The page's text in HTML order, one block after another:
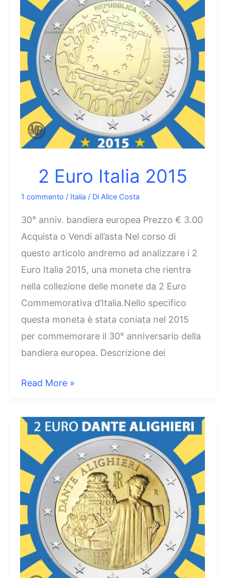
2 Euro Italia 2015
1 commento / Italia / Di Alice Costa
30° anniv. bandiera europea Prezzo € 3.00
Acquista o Vendi all’asta Nel corso di
questo articolo andremo ad analizzare i 2
Euro Italia 2015, una moneta che rientra
nella collezione delle monete da 2 Euro
Commemorativa d’Italia.Nello specifico
questa moneta è stata coniata nel 2015
per commemorare il 30° anniversario della
bandiera europea. Descrizione dei
2
Italia
2015
Read More »